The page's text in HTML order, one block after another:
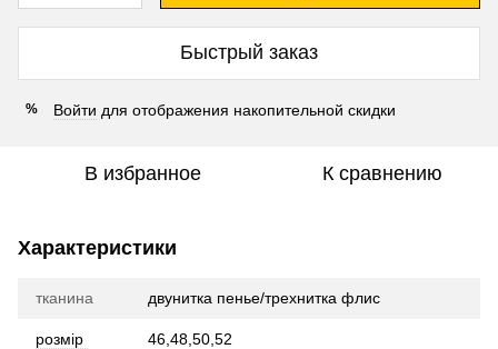
Быстрый заказ
% Войти для отображения накопительной скидки
В избранное К сравнению
Характеристики
тканина двунитка пенье/трехнитка флис
розмір 46,48,50,52